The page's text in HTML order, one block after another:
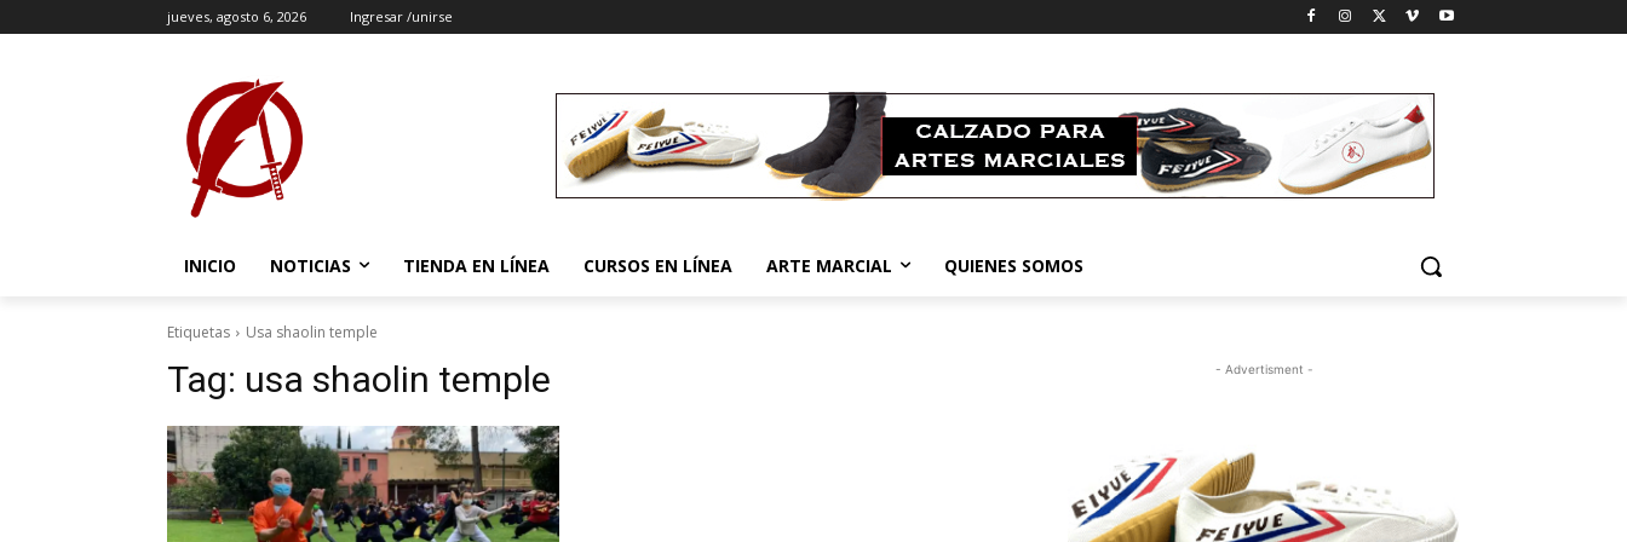
jueves, agosto 6, 2026 Ingresar /unirse
INICIO NOTICIAS TIENDA EN LÍNEA CURSOS EN LÍNEA ARTE MARCIAL QUIENES SOMOS
Etiquetas Usa shaolin temple
Tag: usa shaolin temple - Advertisment -